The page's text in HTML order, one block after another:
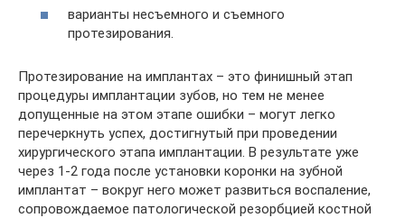
варианты несъемного и съемного
протезирования.
Протезирование на имплантах – это финишный этап
процедуры имплантации зубов, но тем не менее
допущенные на этом этапе ошибки – могут легко
перечеркнуть успех, достигнутый при проведении
хирургического этапа имплантации. В результате уже
через 1-2 года после установки коронки на зубной
имплантат – вокруг него может развиться воспаление,
сопровождаемое патологической резорбцией костной